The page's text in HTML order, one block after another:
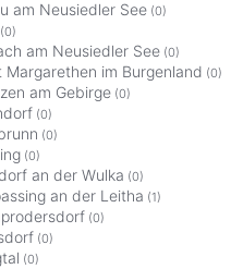
am Neusiedler See (0)
(0)
am Neusiedler See (0)
im Burgenland (0)
am Gebirge (0)
(0)
(0)
(0)
an der Wulka (0)
an der Leitha (1)
(0)
(0)
(0)